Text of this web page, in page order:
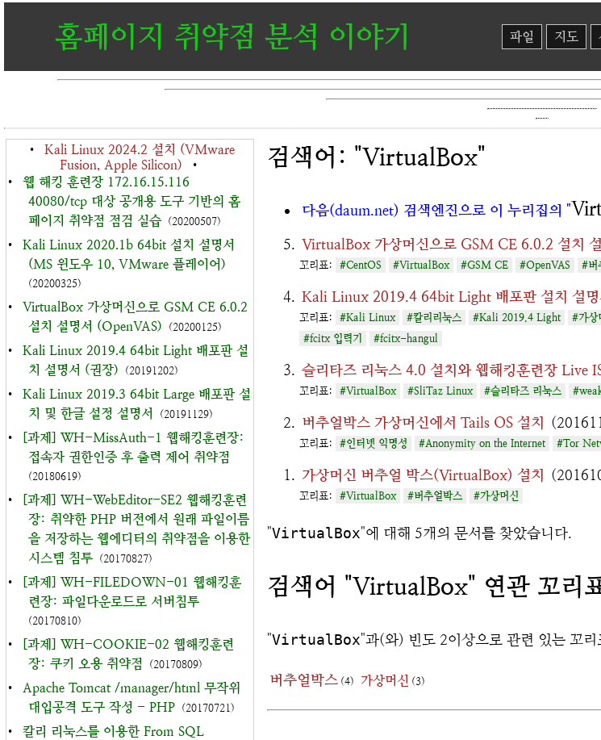
홈페이지 취약점 분석 이야기 파일 지도
•
Kali Linux 2024.2 설치 (VMware
Fusion, Apple Silicon)
•
•
웹 해킹 훈련장 172.16.15.116
40080/tcp 대상 공개용 도구 기반의 홈
페이지 취약점 점검 실습 (20200507)
•
Kali Linux 2020.1b 64bit 설치 설명서
(MS 윈도우 10, VMware 플레이어)
(20200325)
•
VirtualBox 가상머신으로 GSM CE 6.0.2
설치 설명서 (OpenVAS)
(20200125)
•
Kali Linux 2019.4 64bit Light 배포판 설
치 설명서 (권장)
(20191202)
•
Kali Linux 2019.3 64bit Large 배포판 설
치 및 한글 설정 설명서
(20191129)
•
[과제] WH-MissAuth-1 웹해킹훈련장:
접속자 권한인증 후 출력 제어 취약점
(20180619)
•
[과제] WH-WebEditor-SE2 웹해킹훈련
장: 취약한 PHP 버전에서 원래 파일이름
을 저장하는 웹에디터의 취약점을 이용한
시스템 침투 (20170827)
•
[과제] WH-FILEDOWN-01 웹해킹훈
련장: 파일다운로드로 서버침투
(20170810)
•
[과제] WH-COOKIE-02 웹해킹훈련
장: 쿠키 오용 취약점
(20170809)
•
Apache Tomcat /manager/html 무작위
대입공격 도구 작성 - PHP (20170721)
•
칼리 리눅스를 이용한 From SQL
검색어: "VirtualBox"
다음(daum.net) 검색엔진으로 이 누리집의 "
VirtualBox 가상머신으로 GSM CE 6.0.2 설치
꼬리표: #CentOS #VirtualBox #GSM CE #OpenVAS #버
Kali Linux 2019.4 64bit Light 배포판 설치 설
꼬리표: #Kali Linux #칼리리눅스 #Kali 2019.4 Light #가상
#fcitx 입력기
#fcitx-hangul
슬리타즈 리눅스 4.0 설치와 웹해킹훈련장 Live
꼬리표: #VirtualBox #SliTaz Linux #슬리타즈 리눅스
버추얼박스 가상머신에서 Tails OS 설치
꼬리표: #인터넷 익명성 #Anonymity on the Internet #Tor
가상머신 버추얼 박스(VirtualBox) 설치
꼬리표: #VirtualBox #버추얼박스 #가상머신
"VirtualBox"에 대해 5개의 문서를 찾았습니다.
검색어 "VirtualBox" 연관 꼬리
"VirtualBox"과(와) 빈도 2이상으로 관련 있는 꼬
버추얼박스 (4) 가상머신 (3)